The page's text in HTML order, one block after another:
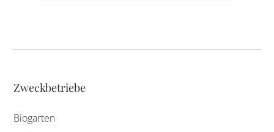
Zweckbetriebe
Biogarten